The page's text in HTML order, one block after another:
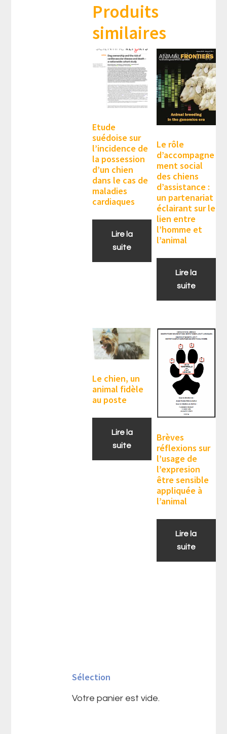
Produits
similaires
Etude
suédoise sur
l’incidence de
la possession
d’un chien
dans le cas de
maladies
cardiaques
Lire la
suite
Le rôle
d’accompagne
ment social
des chiens
d’assistance :
un partenariat
éclairant sur le
lien entre
l’homme et
l’animal
Lire la
suite
Le chien, un
animal fidèle
au poste
Lire la
suite
Brèves
réflexions sur
l’usage de
l’expresion
être sensible
appliquée à
l’animal
Lire la
suite
principale
Sélection
Votre panier est vide.